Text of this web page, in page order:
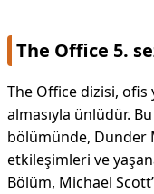
The Office 5.
The Office dizisi, ofis
almasıyla ünlüdür.
bölümünde,
etkileşimleri ve
Bölüm, Michael